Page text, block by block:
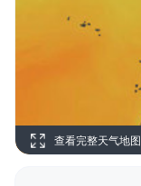
查看完整天气地图